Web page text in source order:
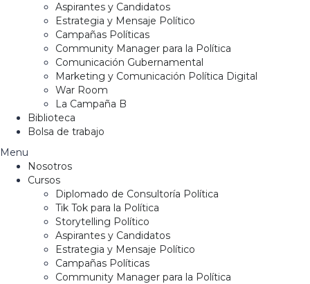
Aspirantes y Candidatos
Estrategia y Mensaje Político
Campañas Políticas
Community Manager para la Política
Comunicación Gubernamental
Marketing y Comunicación Política Digital
War Room
La Campaña B
Biblioteca
Bolsa de trabajo
Menu
Nosotros
Cursos
Diplomado de Consultoría Política
Tik Tok para la Política
Storytelling Político
Aspirantes y Candidatos
Estrategia y Mensaje Político
Campañas Políticas
Community Manager para la Política